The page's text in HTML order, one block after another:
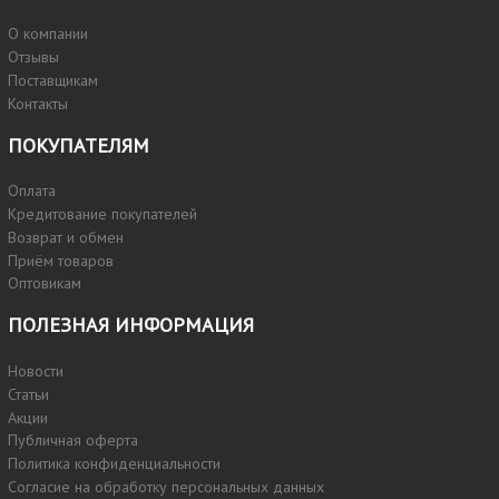
О компании
Отзывы
Поставщикам
Контакты
ПОКУПАТЕЛЯМ
Оплата
Кредитование покупателей
Возврат и обмен
Приём товаров
Оптовикам
ПОЛЕЗНАЯ ИНФОРМАЦИЯ
Новости
Статьи
Акции
Публичная оферта
Политика конфиденциальности
Согласие на обработку персональных данных